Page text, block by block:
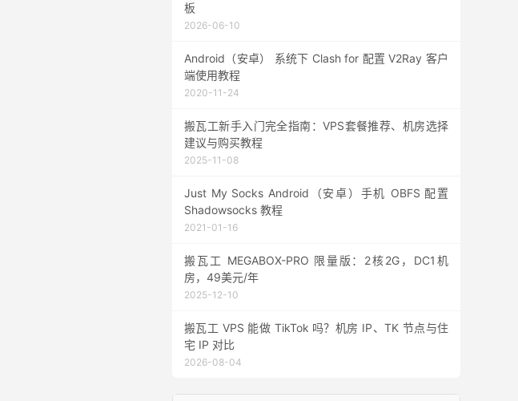
板
2026-06-10
Android（安卓） 系统下 Clash for 配置 V2Ray 客户
端使用教程
2020-11-24
搬瓦工新手入门完全指南：VPS套餐推荐、机房选择
建议与购买教程
2025-11-08
Just My Socks Android（安卓）手机 OBFS 配置
Shadowsocks 教程
2021-01-16
搬瓦工 MEGABOX-PRO 限量版：2核2G，DC1机
房，49美元/年
2025-12-10
搬瓦工 VPS 能做 TikTok 吗？机房 IP、TK 节点与住
宅 IP 对比
2026-08-04